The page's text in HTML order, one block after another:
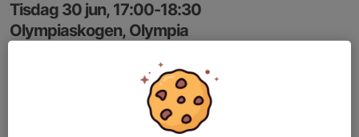
Tisdag 30 jun, 17:00-18:30
Olympiaskogen, Olympia
Samling: 16:45, Olympiaskogen, Olympia